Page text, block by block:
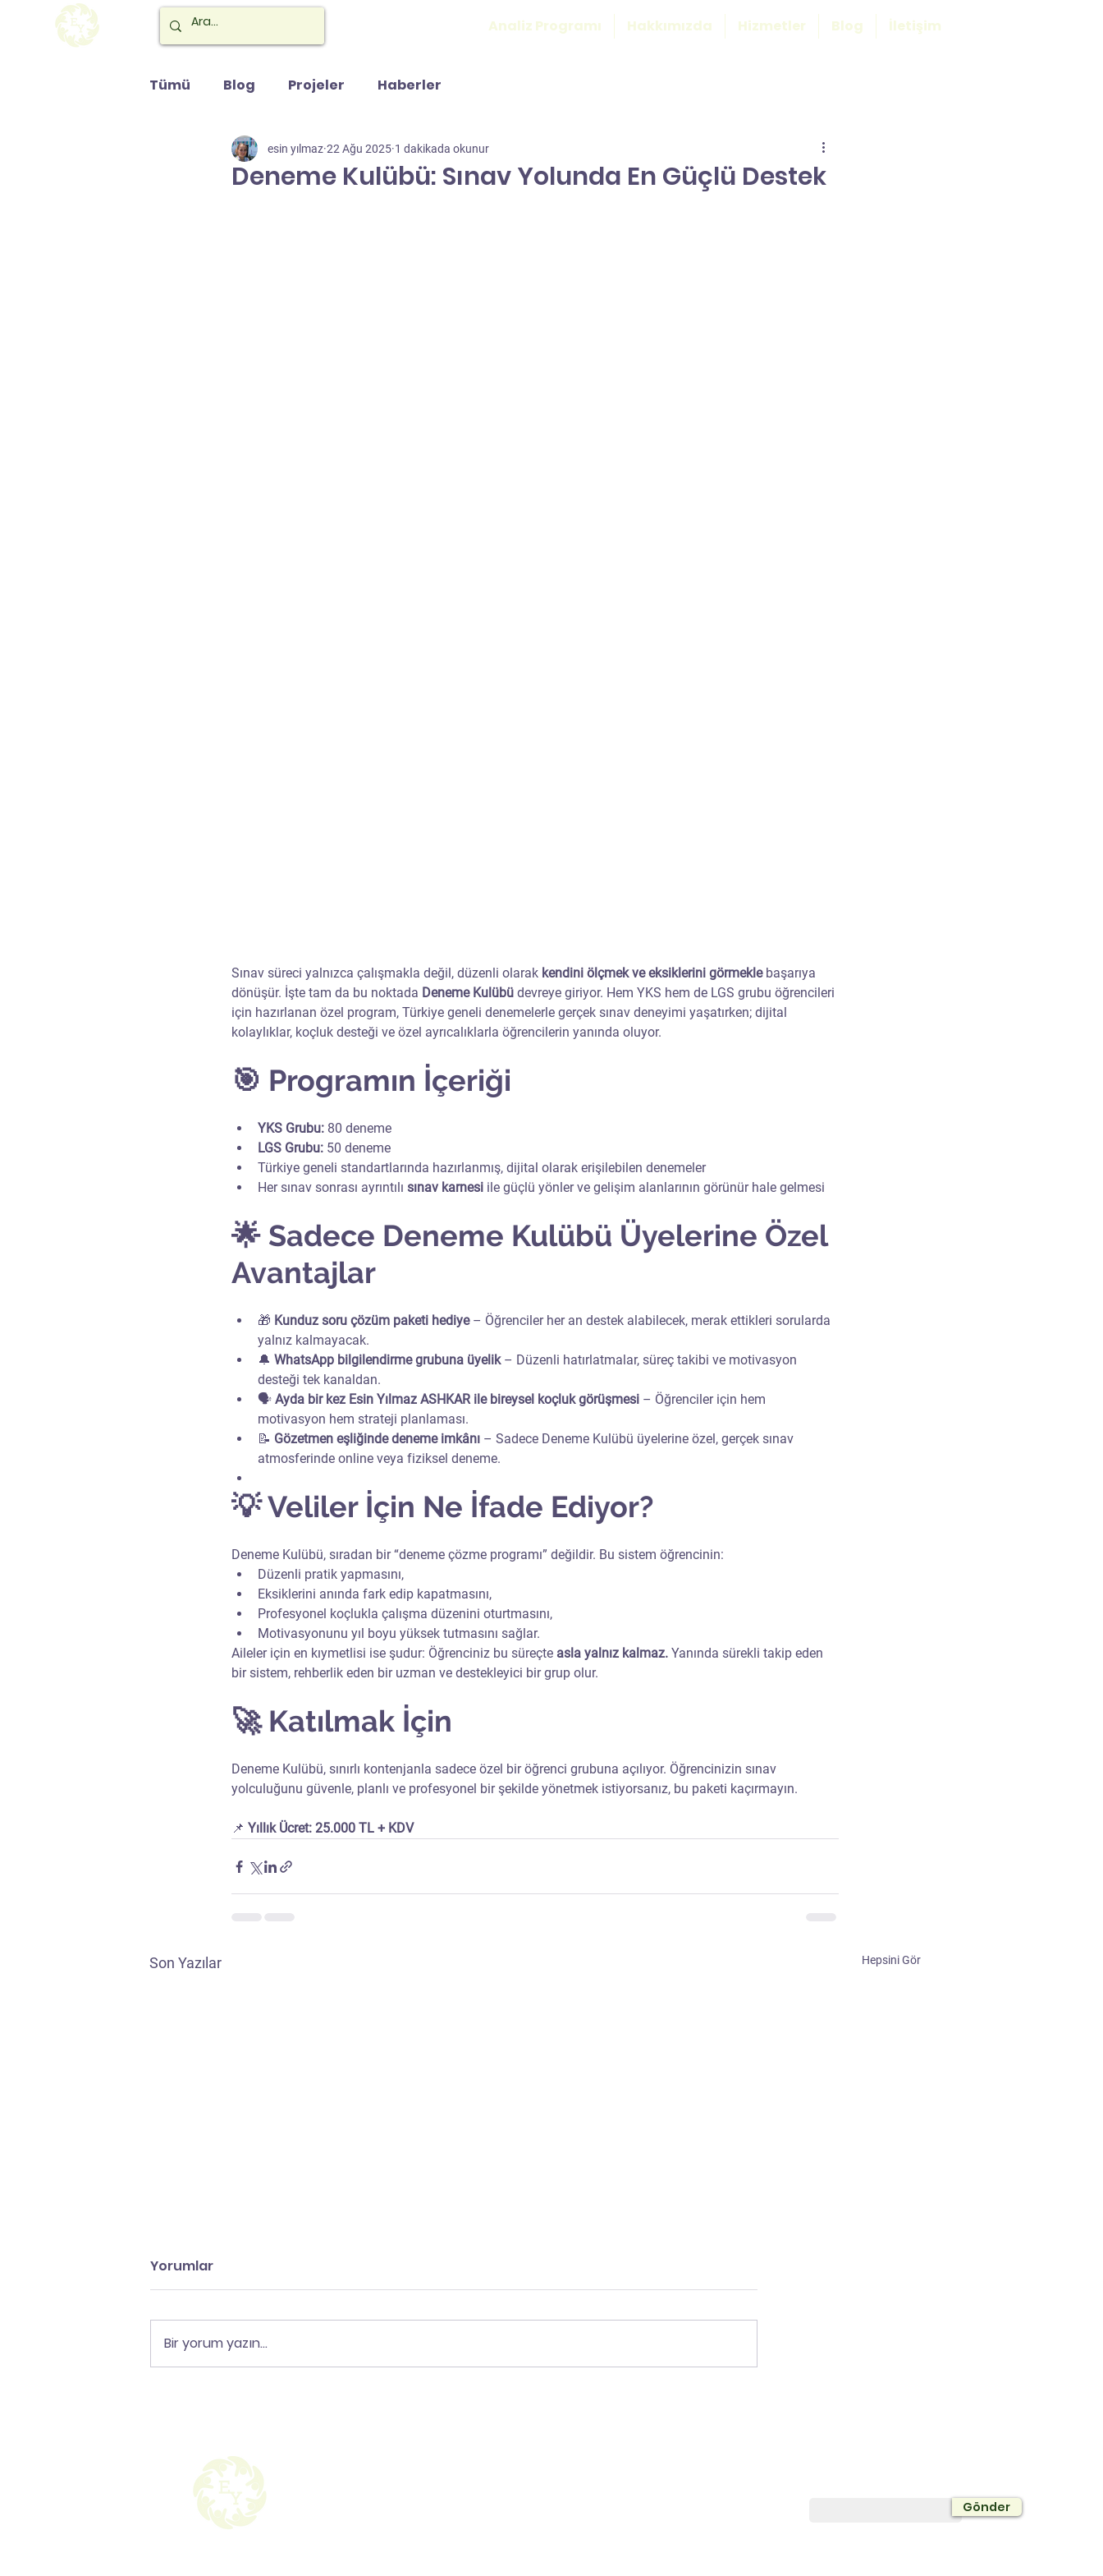
Analiz Programı Hakkımızda Hizmetler Blog İletişim
Tümü Blog Projeler Haberler
Deneme Kulübü: Sınav Yolunda En Güçlü Destek
esin yılmaz 22 Ağu 2025 1 dakikada okunur
Sınav süreci yalnızca çalışmakla değil, düzenli olarak kendini ölçmek ve eksiklerini görmekle başarıya
dönüşür. İşte tam da bu noktada Deneme Kulübü devreye giriyor. Hem YKS hem de LGS grubu öğrencileri
için hazırlanan özel program, Türkiye geneli denemelerle gerçek sınav deneyimi yaşatırken; dijital
kolaylıklar, koçluk desteği ve özel ayrıcalıklarla öğrencilerin yanında oluyor.
🎯 Programın İçeriği
YKS Grubu: 80 deneme
LGS Grubu: 50 deneme
Türkiye geneli standartlarında hazırlanmış, dijital olarak erişilebilen denemeler
Her sınav sonrası ayrıntılı sınav karnesi ile güçlü yönler ve gelişim alanlarının görünür hale gelmesi
🌟 Sadece Deneme Kulübü Üyelerine Özel
Avantajlar
🎁 Kunduz soru çözüm paketi hediye – Öğrenciler her an destek alabilecek, merak ettikleri sorularda
yalnız kalmayacak.
🔔 WhatsApp bilgilendirme grubuna üyelik – Düzenli hatırlatmalar, süreç takibi ve motivasyon
desteği tek kanaldan.
🗣️ Ayda bir kez Esin Yılmaz ASHKAR ile bireysel koçluk görüşmesi – Öğrenciler için hem
motivasyon hem strateji planlaması.
📝 Gözetmen eşliğinde deneme imkânı – Sadece Deneme Kulübü üyelerine özel, gerçek sınav
atmosferinde online veya fiziksel deneme.
💡 Veliler İçin Ne İfade Ediyor?
Deneme Kulübü, sıradan bir “deneme çözme programı” değildir. Bu sistem öğrencinin:
Düzenli pratik yapmasını,
Eksiklerini anında fark edip kapatmasını,
Profesyonel koçlukla çalışma düzenini oturtmasını,
Motivasyonunu yıl boyu yüksek tutmasını sağlar.
Aileler için en kıymetlisi ise şudur: Öğrenciniz bu süreçte asla yalnız kalmaz. Yanında sürekli takip eden
bir sistem, rehberlik eden bir uzman ve destekleyici bir grup olur.
🚀 Katılmak İçin
Deneme Kulübü, sınırlı kontenjanla sadece özel bir öğrenci grubuna açılıyor. Öğrencinizin sınav
yolculuğunu güvenle, planlı ve profesyonel bir şekilde yönetmek istiyorsanız, bu paketi kaçırmayın.
📌 Yıllık Ücret: 25.000 TL + KDV
Son Yazılar Hepsini Gör
Yorumlar
Bir yorum yazın...
Gönder